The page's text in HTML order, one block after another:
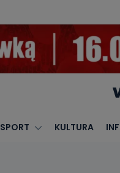
SPORT KULTURA